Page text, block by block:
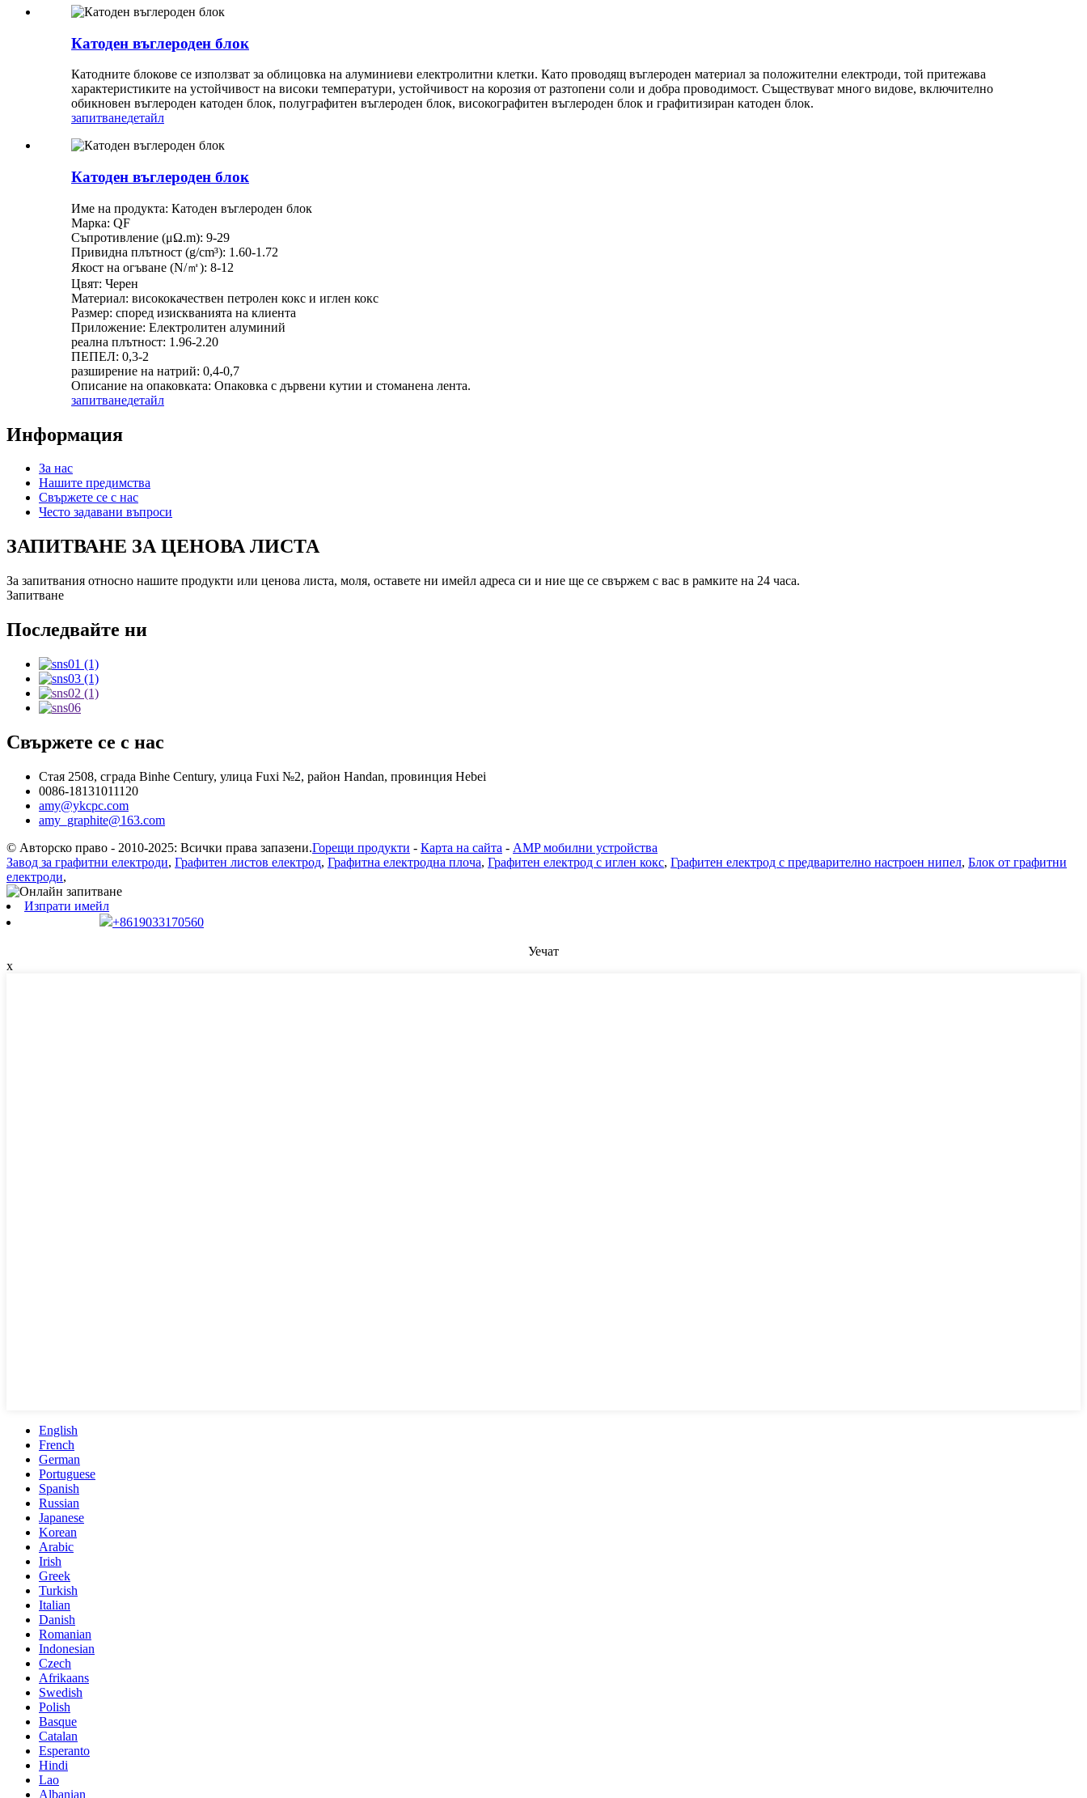
Катоден въглероден блок
Катодните блокове се използват за облицовка на алуминиеви електролитни клетки. Като проводящ въглероден материал за положителни електроди, той притежава
характеристиките на устойчивост на високи температури, устойчивост на корозия от разтопени соли и добра проводимост. Съществуват много видове, включително
обикновен въглероден катоден блок, полуграфитен въглероден блок, високографитен въглероден блок и графитизиран катоден блок.
запитванедетайл
Катоден въглероден блок
Име на продукта: Катоден въглероден блок
Марка: QF
Съпротивление (μΩ.m): 9-29
Привидна плътност (g/cm³): 1.60-1.72
Якост на огъване (N/㎡): 8-12
Цвят: Черен
Материал: висококачествен петролен кокс и иглен кокс
Размер: според изискванията на клиента
Приложение: Електролитен алуминий
реална плътност: 1.96-2.20
ПЕПЕЛ: 0,3-2
разширение на натрий: 0,4-0,7
Описание на опаковката: Опаковка с дървени кутии и стоманена лента.
запитванедетайл
Информация
За нас
Нашите предимства
Свържете се с нас
Често задавани въпроси
ЗАПИТВАНЕ ЗА ЦЕНОВА ЛИСТА
За запитвания относно нашите продукти или ценова листа, моля, оставете ни имейл адреса си и ние ще се свържем с вас в рамките на 24 часа.
Запитване
Последвайте ни
Свържете се с нас
Стая 2508, сграда Binhe Century, улица Fuxi №2, район Handan, провинция Hebei
0086-18131011120
amy@ykcpc.com
amy_graphite@163.com
© Авторско право - 2010-2025: Всички права запазени.Горещи продукти - Карта на сайта - AMP мобилни устройства
Завод за графитни електроди, Графитен листов електрод, Графитна електродна плоча, Графитен електрод с иглен кокс, Графитен електрод с предварително настроен нипел, Блок от графитни
електроди,
Изпрати имейл
+8619033170560
Уечат
x
English
French
German
Portuguese
Spanish
Russian
Japanese
Korean
Arabic
Irish
Greek
Turkish
Italian
Danish
Romanian
Indonesian
Czech
Afrikaans
Swedish
Polish
Basque
Catalan
Esperanto
Hindi
Lao
Albanian